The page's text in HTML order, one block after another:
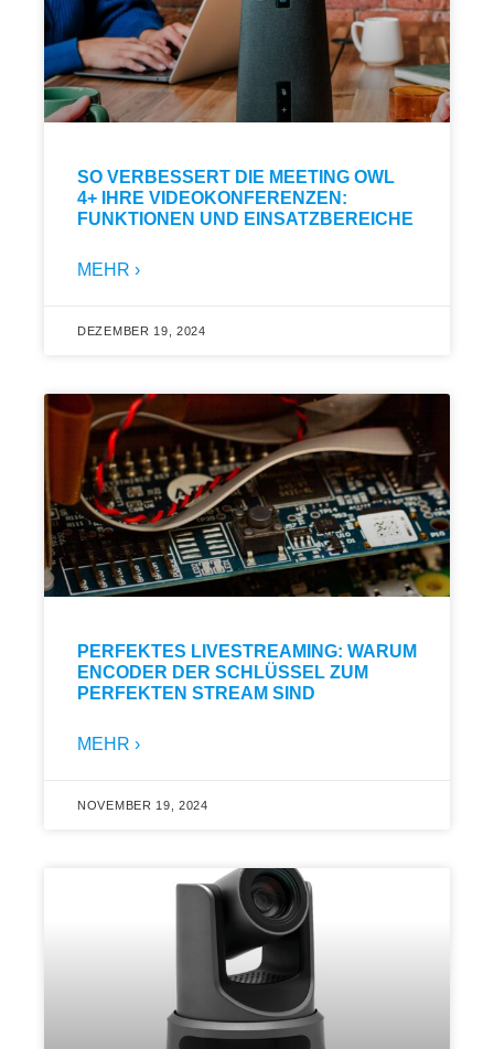
SO VERBESSERT DIE MEETING OWL
4+ IHRE VIDEOKONFERENZEN:
FUNKTIONEN UND EINSATZBEREICHE
MEHR ›
DEZEMBER 19, 2024
PERFEKTES LIVESTREAMING: WARUM
ENCODER DER SCHLÜSSEL ZUM
PERFEKTEN STREAM SIND
MEHR ›
NOVEMBER 19, 2024